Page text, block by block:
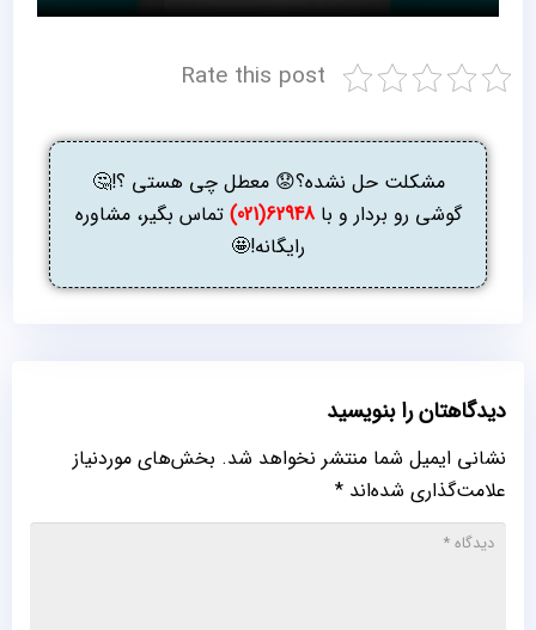
Rate this post
مشکلت حل نشده؟😟 معطل چی هستی ؟!🤔
گوشی رو بردار و با62948(021)
تماس بگیر، مشاوره
رایگانه!🤩
دیدگاهتان را بنویسید
نشانی ایمیل شما منتشر نخواهد شد. بخش‌های موردنیاز
علامت‌گذاری شده‌اند *